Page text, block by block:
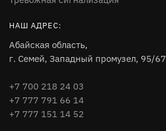
НАШ АДРЕС:
Абайская область,
г. Семей, Западный промузел, 95/67
+7 700 218 24 03
+7 777 791 66 14
+7 777 151 14 52